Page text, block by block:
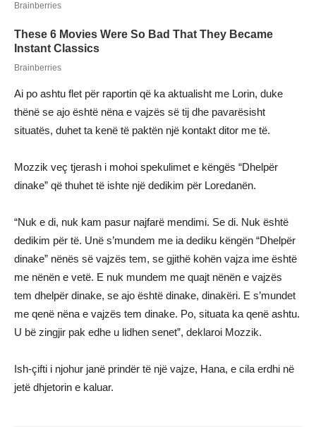
Ai po ashtu flet për raportin që ka aktualisht me Lorin, duke
thënë se ajo është nëna e vajzës së tij dhe pavarësisht
situatës, duhet ta kenë të paktën një kontakt ditor me të.
Mozzik veç tjerash i mohoi spekulimet e këngës “Dhelpër
dinake” që thuhet të ishte një dedikim për Loredanën.
“Nuk e di, nuk kam pasur najfarë mendimi. Se di. Nuk është
dedikim për të. Unë s’mundem me ia dediku këngën “Dhelpër
dinake” nënës së vajzës tem, se gjithë kohën vajza ime është
me nënën e vetë. E nuk mundem me quajt nënën e vajzës
tem dhelpër dinake, se ajo është dinake, dinakëri. E s’mundet
me qenë nëna e vajzës tem dinake. Po, situata ka qenë ashtu.
U bë zingjir pak edhe u lidhen senet”, deklaroi Mozzik.
Ish-çifti i njohur janë prindër të një vajze, Hana, e cila erdhi në
jetë dhjetorin e kaluar.